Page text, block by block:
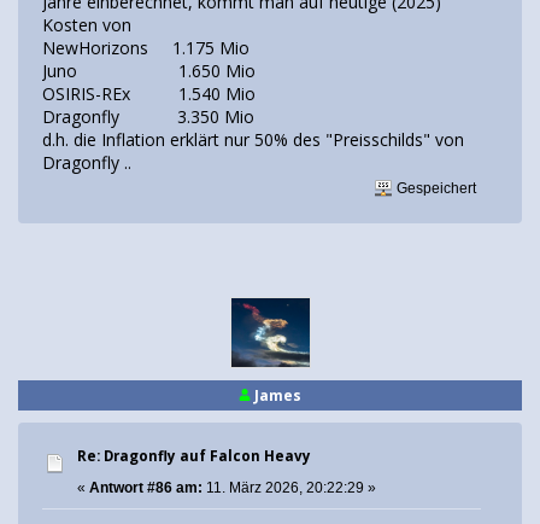
Kosten von
NewHorizons 1.175 Mio
Juno 1.650 Mio
OSIRIS-REx 1.540 Mio
Dragonfly 3.350 Mio
d.h. die Inflation erklärt nur 50% des "Preisschilds" von
Dragonfly ..
Gespeichert
James
Re: Dragonfly auf Falcon Heavy
« Antwort #86 am: 11. März 2026, 20:22:29 »